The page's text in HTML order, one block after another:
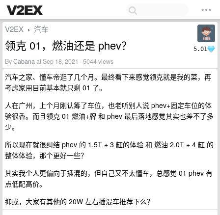
5.01
V2EX › 汽车
领克 01，燃油还是 phev？
ByCabanaat Sep 18, 2021 · 5044 views
汽车之家、懂车帝逛了几个月。最终看下来感觉领克就是我的菜，再
考虑家用目前基本就只剩 01 了。
人在广州，上个月刚认筹了车位，也老听别人说 phev+固定车位的体
验很香。而且领克 01 燃油+牌 和 phev 最后落地感觉其实也差不了多
少。
所以现在就很纠结 phev 的 1.5T + 3 缸的体验 和 燃油 2.0T + 4 缸 的
整体体验，那个更好一些？
其实我个人更偏向于插混的，但自己又不太懂车，总感觉 01 phev 有
点低配高价。
抑或，大家有其他的 20W 左右插混车推荐下么？